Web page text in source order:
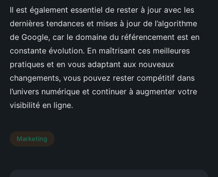
Il est également essentiel de rester à jour avec les
dernières tendances et mises à jour de l’algorithme
de Google, car le domaine du référencement est en
constante évolution. En maîtrisant ces meilleures
pratiques et en vous adaptant aux nouveaux
changements, vous pouvez rester compétitif dans
l’univers numérique et continuer à augmenter votre
visibilité en ligne.
Marketing